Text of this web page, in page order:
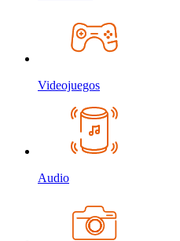
Videojuegos
Audio